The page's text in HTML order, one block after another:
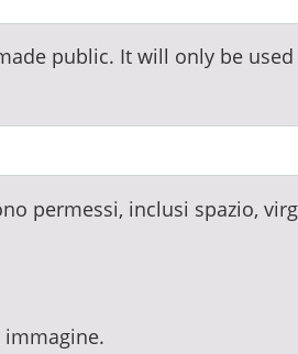
public. It will only be
permessi, inclusi spazio,